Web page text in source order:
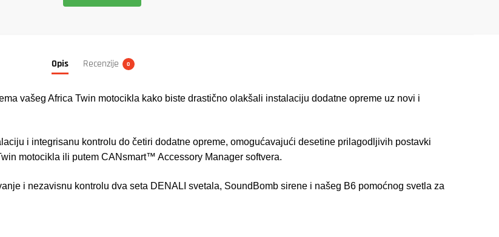
Opis Recenzije 0
vašeg Africa Twin motocikla kako biste drastično olakšali instalaciju dodatne opreme uz novi i
i integrisanu kontrolu do četiri dodatne opreme, omogućavajući desetine prilagodljivih postavki
motocikla ili putem CANsmart™ Accessory Manager softvera.
i nezavisnu kontrolu dva seta DENALI svetala, SoundBomb sirene i našeg B6 pomoćnog svetla za